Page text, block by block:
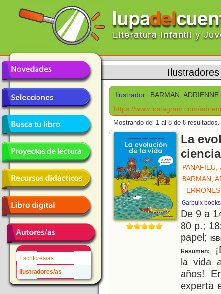
Escritores/as
Ilustradores/as
Ilustradores
Ilustrador: BARMAN, ADRIENNE
https://www.instagram.com/
Mostrando del 1 al 8 de 8 resultados.
La
PANAFIEU,
BARMAN,
Garbuix books
De 9 a
80 p.;
papel;
Resumen:
la vida
años!
experta